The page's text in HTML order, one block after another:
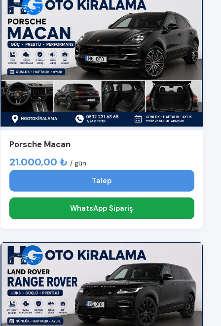
Porsche Macan
21.000,00 ₺ / gün
Talep
WhatsApp Sipariş